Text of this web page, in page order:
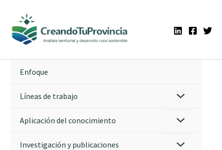
contenido
Enfoque
Líneas de trabajo
Aplicación del conocimiento
Investigación y publicaciones